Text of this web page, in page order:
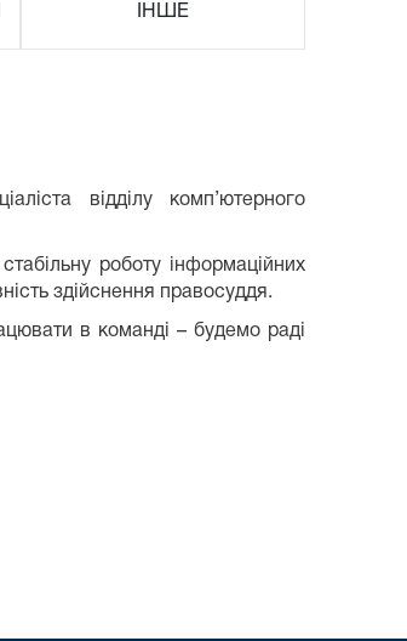
ІНШЕ
відділу комп’ютерного
роботу інформаційних
здійснення правосуддя.
в команді – будемо раді